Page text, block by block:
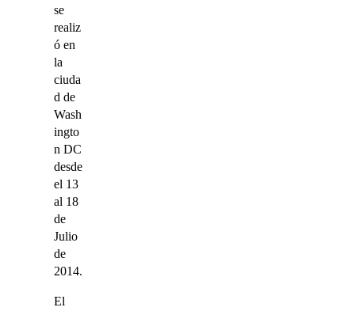
se
realiz
ó en
la
ciuda
d de
Wash
ingto
n DC
desde
el 13
al 18
de
Julio
de
2014.
El